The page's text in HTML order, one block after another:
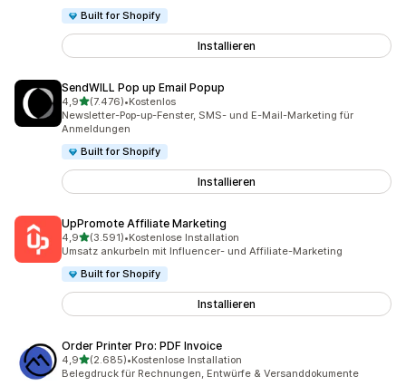
Built for Shopify
Installieren
SendWILL Pop up Email Popup
4,9von 5 Sternen
(7.476)
7476 Rezensionen insgesamt
•Kostenlos
Newsletter-Pop-up-Fenster, SMS- und E-Mail-Marketing für
Anmeldungen
Built for Shopify
Installieren
UpPromote Affiliate Marketing
4,9von 5 Sternen
(3.591)
3591 Rezensionen insgesamt
•Kostenlose Installation
Umsatz ankurbeln mit Influencer- und Affiliate-Marketing
Built for Shopify
Installieren
Order Printer Pro: PDF Invoice
4,9von 5 Sternen
(2.685)
2685 Rezensionen insgesamt
•Kostenlose Installation
Belegdruck für Rechnungen, Entwürfe & Versanddokumente